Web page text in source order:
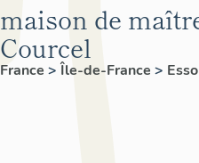
maison de
Courcel
France > Île-de-France >